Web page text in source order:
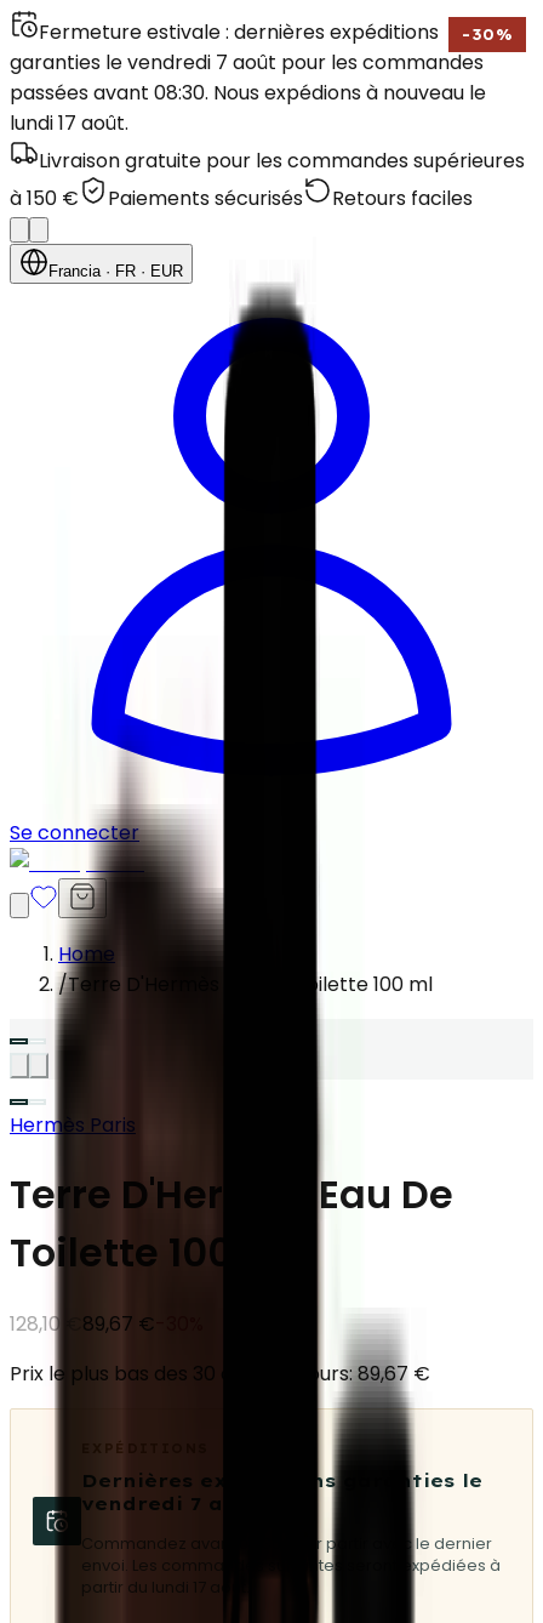
Fermeture estivale : dernières expéditions
garanties le vendredi 7 août pour les commandes
passées avant 08:30. Nous expédions à nouveau le
lundi 17 août.
Livraison gratuite pour les commandes supérieures
à 150 €
Paiements sécurisés Retours faciles
Francia· FR · EUR
Se connecter
Home
/Terre D'Hermès Eau De Toilette 100 ml
- 30 %
Hermès Paris
Terre D'Hermès Eau De
Toilette 100 ml
128,10 € 89,67 €
Prix le plus bas des 30 derniers jours: 89,67 €
EXPÉDITIONS
Dernières expéditions garanties le
vendredi 7 août
Commandez avant 08:30 pour partir avec le dernier
envoi. Les commandes suivantes seront expédiées à
partir du lundi 17 août.